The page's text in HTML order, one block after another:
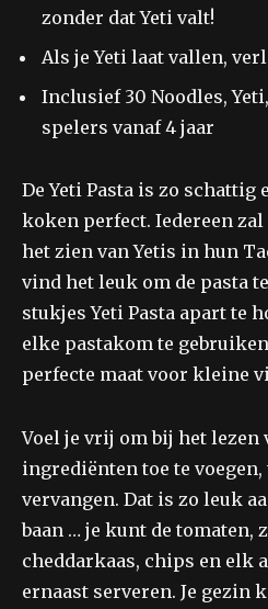
zonder dat Yeti valt!
Als je Yeti laat vallen,
Inclusief 30 Noodles,
spelers vanaf 4 jaar
De Yeti Pasta is zo
koken perfect. Iedereen
het zien van Yetis in hun
vind het leuk om de pasta
stukjes Yeti Pasta apart te
elke pastakom te
perfecte maat voor kleine
Voel je vrij om bij het lezen
ingrediënten toe te
vervangen. Dat is zo leuk
baan … je kunt de tomaten,
cheddarkaas, chips en elk
ernaast serveren. Je gezin